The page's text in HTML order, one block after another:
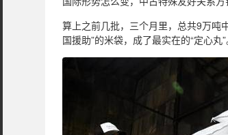
算上之前几批，三个月里，总共9万吨
国援助”的米袋，成了最实在的“定心丸”